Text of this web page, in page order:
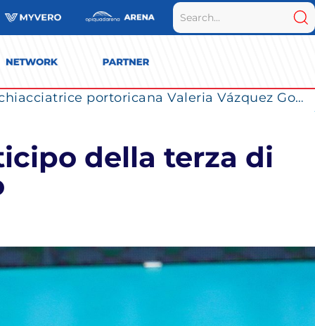
La Numia Vero Volley completa il roster: la schiacciatrice portoricana Valeria Vázquez Gomez è l’ultimo innesto di Milano per la stagione 2026/2027
della terza di